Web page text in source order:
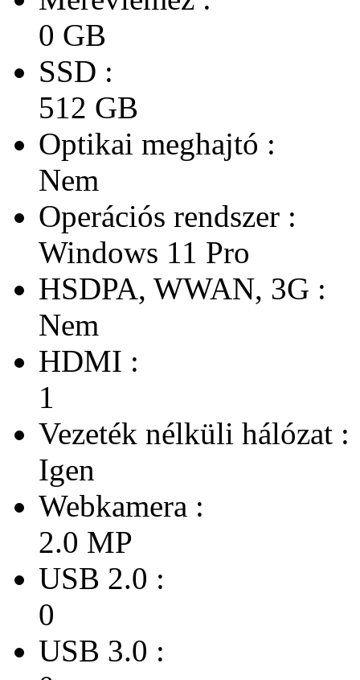
0 GB
SSD :
512 GB
Optikai meghajtó :
Nem
Operációs rendszer :
Windows 11 Pro
HSDPA, WWAN, 3G :
Nem
HDMI :
1
Vezeték nélküli hálózat :
Igen
Webkamera :
2.0 MP
USB 2.0 :
0
USB 3.0 :